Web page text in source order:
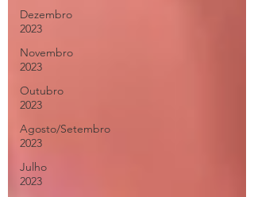
Dezembro
2023
Novembro
2023
Outubro
2023
Agosto/Setembro
2023
Julho
2023